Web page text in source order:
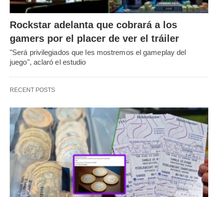
Rockstar adelanta que cobrará a los
gamers por el placer de ver el tráiler
"Será privilegiados que les mostremos el gameplay del
juego", aclaró el estudio
RECENT POSTS